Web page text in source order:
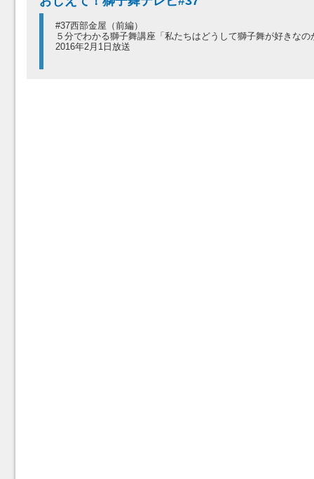
#37西部金屋（前編）
５分でわかる獅子舞講座「私たちはどうして獅子舞が好きな
2016年2月1日放送